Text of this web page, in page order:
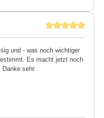
und - was noch wichtiger
Es macht jetzt noch
sehr.